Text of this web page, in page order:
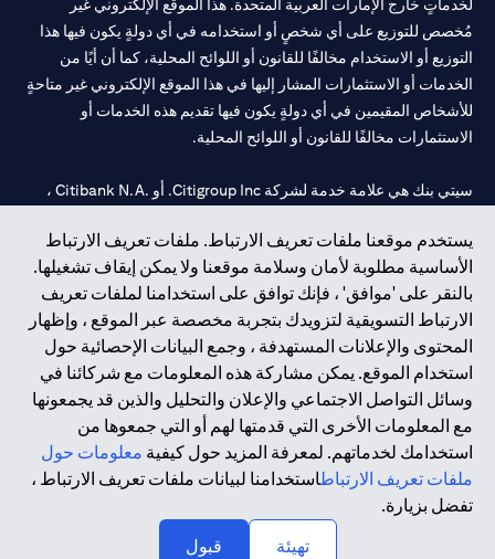
يستخدم موقعنا ملفات تعريف الارتباط. ملفات تعريف الارتباط
الأساسية مطلوبة لأمان وسلامة موقعنا ولا يمكن إيقاف تشغيلها.
بالنقر على 'موافق' ، فإنك توافق على استخدامنا لملفات تعريف
الارتباط التسويقية لتزويدك بتجربة مخصصة عبر الموقع ، وإظهار
المحتوى والإعلانات المستهدفة ، وجمع البيانات الإحصائية حول
استخدام الموقع. يمكن مشاركة هذه المعلومات مع شركائنا في
وسائل التواصل الاجتماعي والإعلان والتحليل والذين قد يجمعونها
مع المعلومات الأخرى التي قدمتها لهم أو التي جمعوها من
استخدامك لخدماتهم. لمعرفة المزيد حول كيفية معلومات حول
ملفات تعريف الارتباطاستخدامنا لبيانات ملفات تعريف الارتباط ،
تفضل بزيارة.
تهيئة
قبول
لخدماتٍ خارج الإمارات العربية المتحدة. هذا الموقع الإلكتروني غير
مُخصص للتوزيع على أي شخصٍ أو استخدامه في أي دولةٍ يكون فيها هذا
التوزيع أو الاستخدام مخالفًا للقانون أو اللوائح المحلية، كما أن أيًا من
الخدمات أو الاستثمارات المشار إليها في هذا الموقع الإلكتروني غير متاحةٍ
للأشخاص المقيمين في أي دولةٍ يكون فيها تقديم هذه الخدمات أو
الاستثمارات مخالفًا للقانون أو اللوائح المحلية.
سيتي بنك هي علامة خدمة لشركة Citigroup Inc. أو .Citibank N.A ،
سيتي بنك إن. إيه. الإمارات مسجل لدى مصرف الإمارات المركزي تحت
أرقام التراخيص 202563 لفرع الوصل في دبي، 531989 لفرع مول
الإمارات في دبي، و CN-1002019 لفرع أبوظبي. هاتف: 4000 311 04.
فرع سيتي بنك إن إيه - الإمارات العربية المتحدة مرخص من مصرف
الإمارات العربية المتحدة المركزي كفرع لبنك أجنبي.
سيتي بنك إن إيه الإمارات العربية المتحدة مرخص من هيئة الأوراق المالية
والسلع في الإمارات العربية المتحدة ("SCA") للقيام بالنشاط المالي لـ أ)
الاستشارات المالية والتعريف والترويج بموجب ترخيص رقم
20200000097 ب) وسيط تداول في الأسواق الدولية بموجب ترخيص